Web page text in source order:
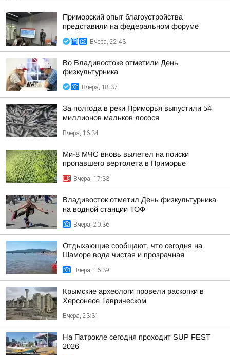
Приморский опыт благоустройства
представили на федеральном форуме
Вчера, 22:43
Во Владивостоке отметили День
физкультурника
Вчера, 18:37
За полгода в реки Приморья выпустили 54
миллионов мальков лосося
Вчера, 16:34
Ми-8 МЧС вновь вылетел на поиски
пропавшего вертолета в Приморье
Вчера, 17:33
Владивосток отметил День физкультурника
на водной станции ТОФ
Вчера, 20:36
Отдыхающие сообщают, что сегодня на
Шаморе вода чистая и прозрачная
Вчера, 16:39
Крымские археологи провели раскопки в
Херсонесе Таврическом
Вчера, 23:31
На Патрокле сегодня проходит SUP FEST
2026